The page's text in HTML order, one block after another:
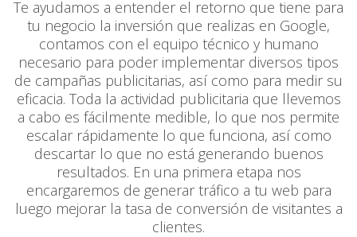
Te ayudamos a entender el retorno que tiene para
tu negocio la inversión que realizas en Google,
contamos con el equipo técnico y humano
necesario para poder implementar diversos tipos
de campañas publicitarias, así como para medir su
eficacia. Toda la actividad publicitaria que llevemos
a cabo es fácilmente medible, lo que nos permite
escalar rápidamente lo que funciona, así como
descartar lo que no está generando buenos
resultados. En una primera etapa nos
encargaremos de generar tráfico a tu web para
luego mejorar la tasa de conversión de visitantes a
clientes.